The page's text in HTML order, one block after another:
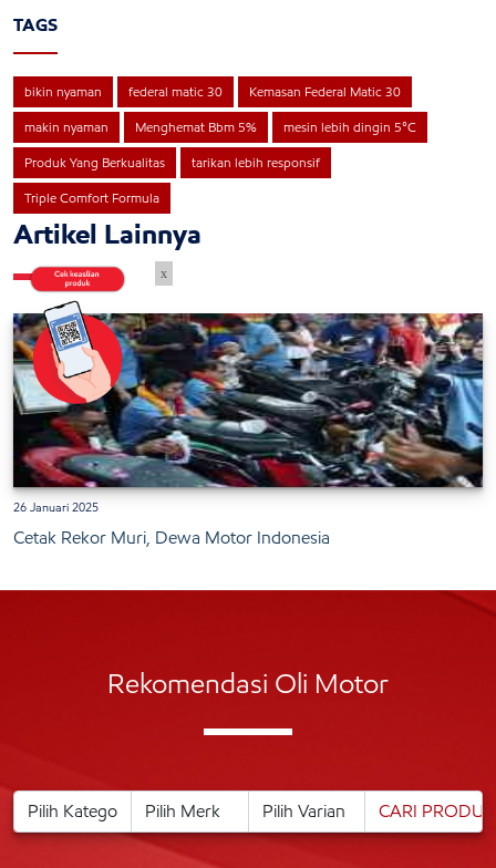
TAGS
bikin nyaman federal matic 30 Kemasan Federal Matic 30
makin nyaman Menghemat Bbm 5% mesin lebih dingin 5°C
Produk Yang Berkualitas tarikan lebih responsif
Triple Comfort Formula
Artikel Lainnya
26 Januari 2025
Cetak Rekor Muri, Dewa Motor Indonesia
Rekomendasi Oli Motor
x